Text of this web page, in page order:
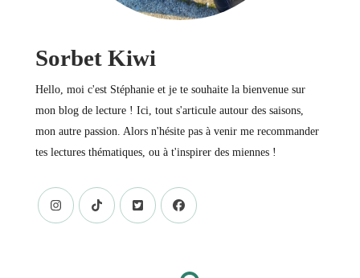
Sorbet Kiwi
Hello, moi c'est Stéphanie et je te souhaite la bienvenue sur
mon blog de lecture ! Ici, tout s'articule autour des saisons,
mon autre passion. Alors n'hésite pas à venir me recommander
tes lectures thématiques, ou à t'inspirer des miennes !